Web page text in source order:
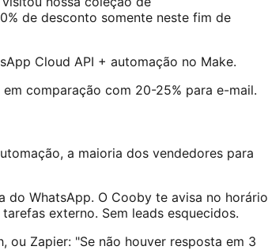
de desconto somente neste fim de
Cloud API + automação no Make.
comparação com 20-25% para e-mail.
a maioria dos vendedores para
do WhatsApp. O Cooby te avisa no horário
externo. Sem leads esquecidos.
ou Zapier: "Se não houver resposta em 3